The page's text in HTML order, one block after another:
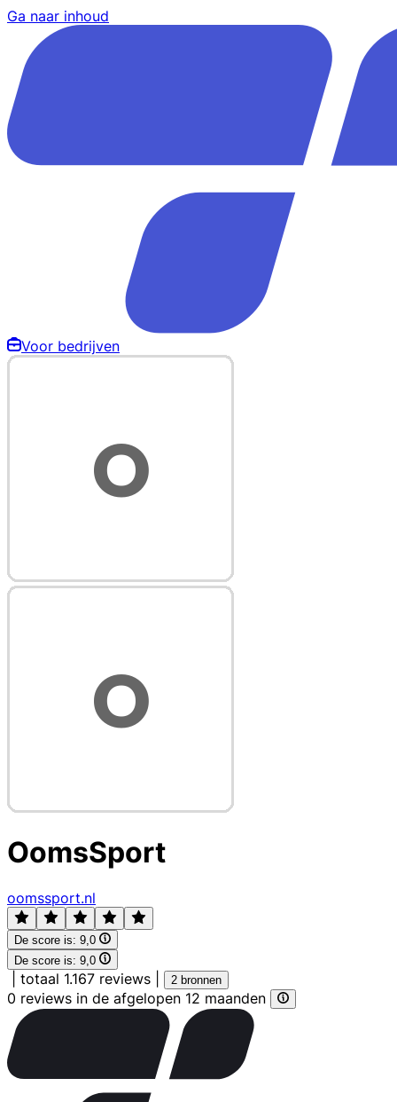
Ga naar inhoud
Voor bedrijven
OomsSport
oomssport.nl
De score is: 9,0
De score is: 9,0
totaal 1.167 reviews 2 bronnen
0 reviews in de afgelopen 12 maanden